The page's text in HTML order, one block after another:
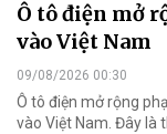
Ô tô điện mở
vào Việt Nam
09/08/2026 00:30
Ô tô điện mở rộng
vào Việt Nam. Đây là